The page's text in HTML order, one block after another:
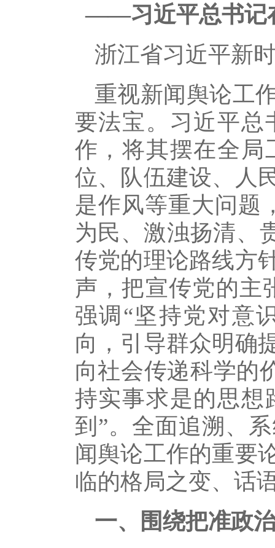
——习近平总书记
浙江省习近平新
重视新闻舆论工
要法宝。习近平总
作，将其摆在全局
位、队伍建设、人
是作风等重大问题
为民、激浊扬清、
传党的理论路线方
声，把宣传党的主
强调“坚持党对意
向，引导群众明确
向社会传递科学的
持实事求是的思想
到”。全面追溯、
闻舆论工作的重要
临的格局之变、话
一、围绕把准政